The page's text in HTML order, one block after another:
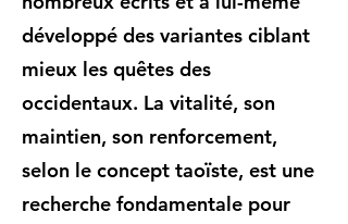
développé des variantes ciblant
mieux les quêtes des
occidentaux. La vitalité, son
maintien, son renforcement,
selon le concept taoïste, est une
recherche fondamentale pour